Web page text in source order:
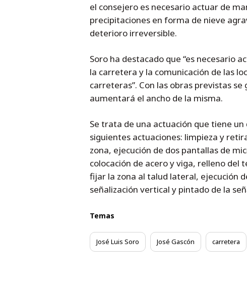
el consejero es necesario actuar de
precipitaciones en forma de nieve
deterioro irreversible.
Soro ha destacado que “es necesario
la carretera y la comunicación de las
carreteras”. Con las obras previstas
aumentará el ancho de la misma.
Se trata de una actuación que tiene
siguientes actuaciones: limpieza y
zona, ejecución de dos pantallas de
colocación de acero y viga, relleno del
fijar la zona al talud lateral, ejecución
señalización vertical y pintado de la
Temas
José Luis Soro José Gascón carretera